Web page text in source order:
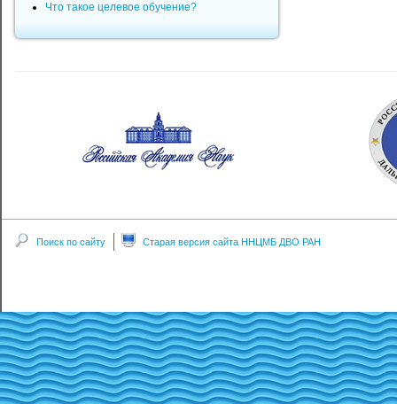
Что такое целевое обучение?
Поиск по сайту Старая версия сайта ННЦМБ ДВО РАН